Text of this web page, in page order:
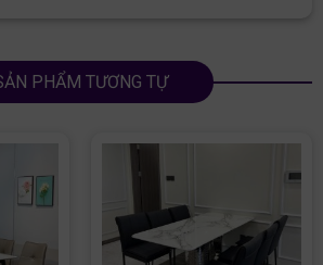
PHẨM TƯƠNG TỰ